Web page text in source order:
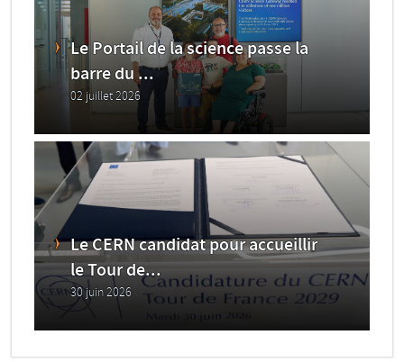
Le Portail de la science passe la
barre du ...
02 juillet 2026
Le CERN candidat pour accueillir
le Tour de...
30 juin 2026